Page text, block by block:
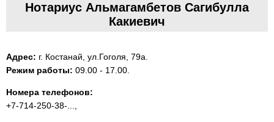
Нотариус Альмагамбетов Сагибулла
Какиевич
Адрес: г. Костанай, ул.Гоголя, 79а.
Режим работы: 09.00 - 17.00.
Номера телефонов:
+7-714-250-38-...,